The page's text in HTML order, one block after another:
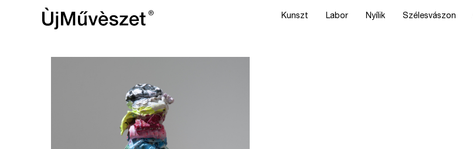
Kunszt Labor Nyílik Szélesvászon